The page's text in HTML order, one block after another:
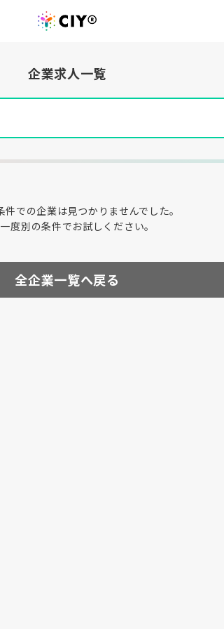
企業求人一覧
件での企業は見つかりませんでした。
度別の条件でお試しください。
全企業一覧へ戻る